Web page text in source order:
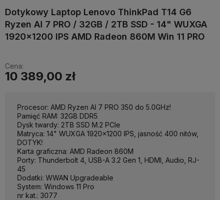
Dotykowy Laptop Lenovo ThinkPad T14 G6
Ryzen AI 7 PRO / 32GB / 2TB SSD - 14" WUXGA
1920x1200 IPS AMD Radeon 860M Win 11 PRO
Cena:
10 389,00 zł
Procesor: AMD Ryzen AI 7 PRO 350 do 5.0GHz!
Pamięć RAM: 32GB DDR5
Dysk twardy: 2TB SSD M.2 PCIe
Matryca: 14" WUXGA 1920x1200 IPS, jasność 400 nitów,
DOTYK!
Karta graficzna: AMD Radeon 860M
Porty: Thunderbolt 4, USB-A 3.2 Gen 1, HDMI, Audio, RJ-
45
Dodatki: WWAN Upgradeable
System: Windows 11 Pro
nr kat.: 3077